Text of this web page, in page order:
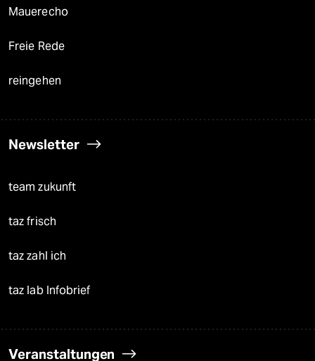
Mauerecho
Freie Rede
reingehen
Newsletter
team zukunft
taz frisch
taz zahl ich
taz lab Infobrief
Veranstaltungen